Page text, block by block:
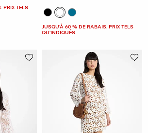
PRIX TELS
JUSQU’À 60 % DE RABAIS. PRIX TELS
QU'INDIQUÉS